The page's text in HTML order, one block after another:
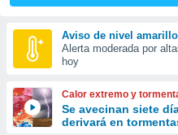
y
forma
digital
basada
Aviso de nivel amarillo
Alerta moderada por
hoy
Calor extremo y
Se avecinan siete
derivará en